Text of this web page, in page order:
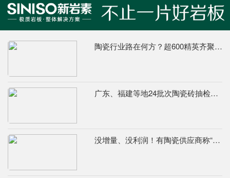
陶瓷行业路在何方？超600精英齐聚陶业年度思想盛会，樊纲、何乾、龙建刚献智破局
广东、福建等地24批次陶瓷砖抽检不合格，67%为吸水率不达标
没增量、没利润！有陶瓷供应商称“现在的市场堪比春节前夕”